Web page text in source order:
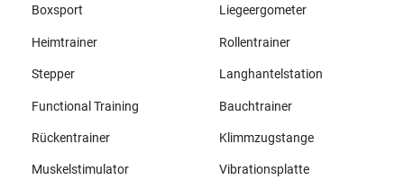
Boxsport Liegeergometer
Heimtrainer Rollentrainer
Stepper Langhantelstation
Functional Training Bauchtrainer
Rückentrainer Klimmzugstange
Muskelstimulator Vibrationsplatte